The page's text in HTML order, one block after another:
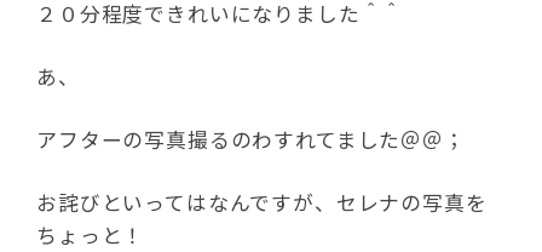
２０分程度できれいになりました＾＾
あ、
アフターの写真撮るのわすれてました＠＠；
お詫びといってはなんですが、セレナの写真を
ちょっと！